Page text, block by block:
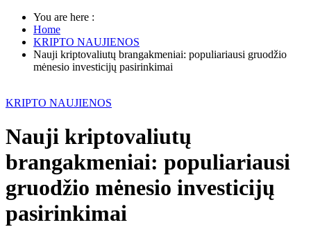
You are here :
Home
KRIPTO NAUJIENOS
Nauji kriptovaliutų brangakmeniai: populiariausi gruodžio
mėnesio investicijų pasirinkimai
KRIPTO NAUJIENOS
Nauji kriptovaliutų
brangakmeniai: populiariausi
gruodžio mėnesio investicijų
pasirinkimai